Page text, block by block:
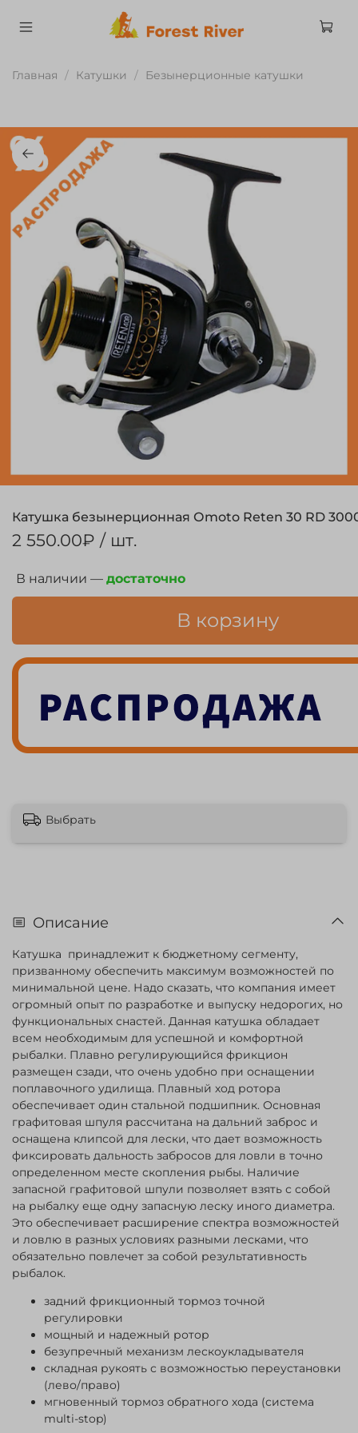
Главная Катушки Безынерционные катушки
Катушка безынерционная Оmoto Reten 30 RD
2 550.00₽ / шт.
В наличии — достаточно
В корзину
Выбрать
Описание
Катушка принадлежит к бюджетному сегменту,
призванному обеспечить максимум возможностей по
минимальной цене. Надо сказать, что компания имеет
огромный опыт по разработке и выпуску недорогих, но
функциональных снастей. Данная катушка обладает
всем необходимым для успешной и комфортной
рыбалки. Плавно регулирующийся фрикцион
размещен сзади, что очень удобно при оснащении
поплавочного удилища. Плавный ход ротора
обеспечивает один стальной подшипник. Основная
графитовая шпуля рассчитана на дальний заброс и
оснащена клипсой для лески, что дает возможность
фиксировать дальность забросов для ловли в точно
определенном месте скопления рыбы. Наличие
запасной графитовой шпули позволяет взять с собой
на рыбалку еще одну запасную леску иного диаметра.
Это обеспечивает расширение спектра возможностей
и ловлю в разных условиях разными лесками, что
обязательно повлечет за собой результативность
рыбалок.
задний фрикционный тормоз точной
регулировки
мощный и надежный ротор
безупречный механизм лескоукладывателя
складная рукоять с возможностью переустановки
(лево/право)
мгновенный тормоз обратного хода (система
multi-stop)